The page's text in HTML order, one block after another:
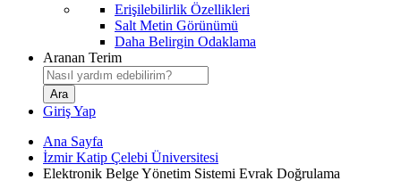
Erişilebilirlik Özellikleri
Salt Metin Görünümü
Daha Belirgin Odaklama
Aranan Terim
Giriş Yap
Ana Sayfa
İzmir Katip Çelebi Üniversitesi
Elektronik Belge Yönetim Sistemi Evrak Doğrulama